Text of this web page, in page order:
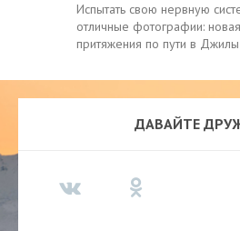
Испытать свою нервную
отличные фотографии:
притяжения по пути в
ДАВАЙТЕ